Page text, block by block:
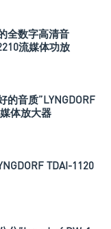
全数字高清音
流媒体功放
的音质”LYNGDORF
体放大器
TDAI-1120